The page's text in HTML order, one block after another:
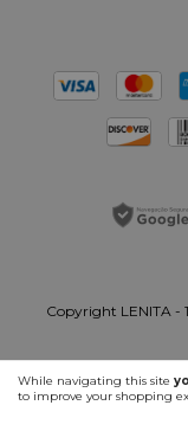
While navigating this site
to improve your shopping
Copyright LENITA -